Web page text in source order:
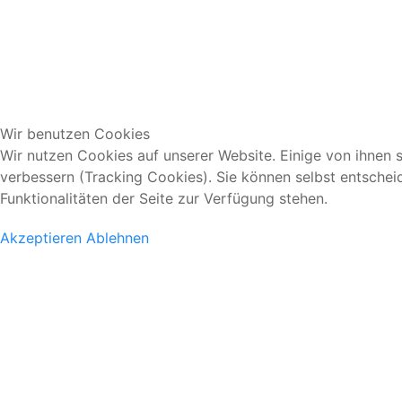
Wir benutzen Cookies
Wir nutzen Cookies auf unserer Website. Einige von
verbessern (Tracking Cookies). Sie können selbst
Funktionalitäten der Seite zur Verfügung stehen.
Akzeptieren Ablehnen